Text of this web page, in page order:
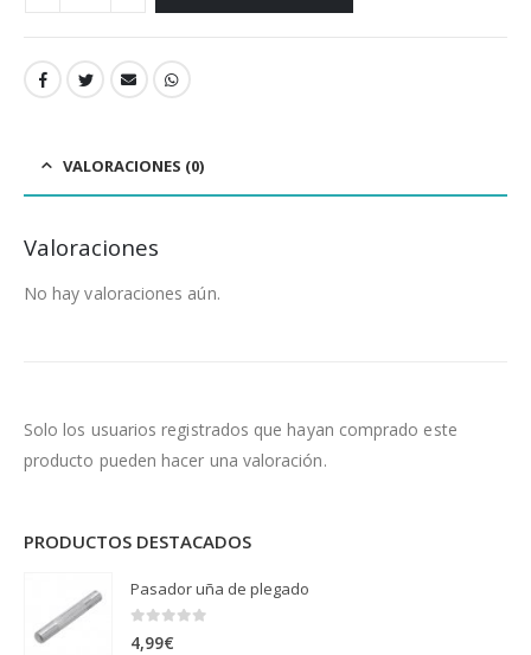
VALORACIONES (0)
Valoraciones
No hay valoraciones aún.
Solo los usuarios registrados que hayan comprado este
producto pueden hacer una valoración.
PRODUCTOS DESTACADOS
Pasador uña de plegado
4,99€